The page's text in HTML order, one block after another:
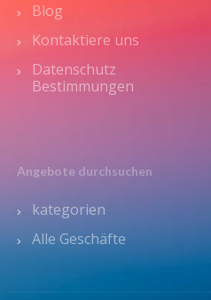
Blog
Kontaktiere uns
Datenschutz
Bestimmungen
Angebote durchsuchen
kategorien
Alle Geschäfte